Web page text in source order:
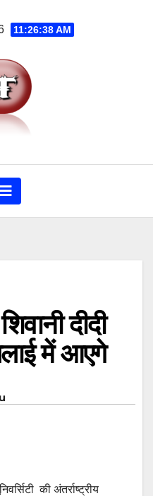
11:26:38 AM
दीदी
में आएगे
की अंतर्राष्ट्रीय